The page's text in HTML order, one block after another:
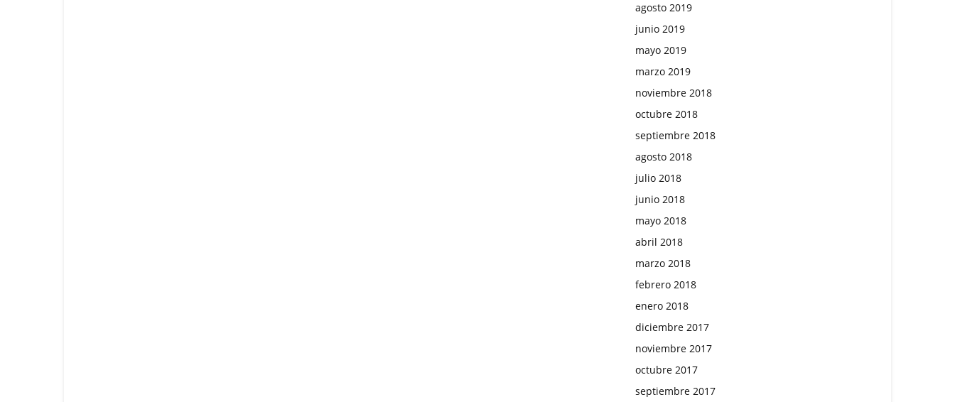
agosto 2019
junio 2019
mayo 2019
marzo 2019
noviembre 2018
octubre 2018
septiembre 2018
agosto 2018
julio 2018
junio 2018
mayo 2018
abril 2018
marzo 2018
febrero 2018
enero 2018
diciembre 2017
noviembre 2017
octubre 2017
septiembre 2017